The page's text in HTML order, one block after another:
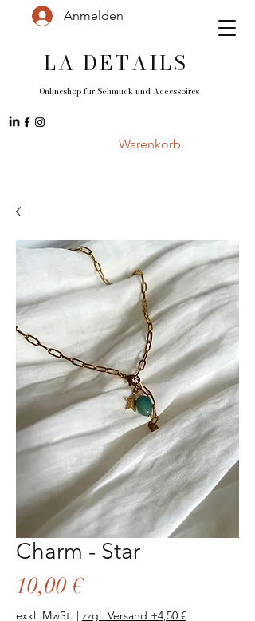
Warenkorb
LA DETAILS
Onlineshop für Schmuck und Accessoires
Anmelden
Charm - Star
10,00 €Preis
exkl. MwSt. | zzgl. Versand +4,50 €